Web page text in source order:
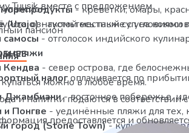
пансион
налогоплачивается по
и напитки подаются в
предоставляется и
- креветки, омары,
(Urojo)- густой местный суп на
самосы - отголосок индийского
и пляжи
Кендва - север острова, где
купаться можно в любое время.
Джамбиани- восточное побережье,
и Понгве - уединённые пляжи для тех,
город (Stone Town)- культурное
Tuusik вместе с предложением.
ознакомьтесь также с